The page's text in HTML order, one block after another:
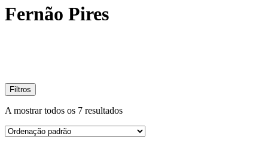
Fernão Pires
Filtros
A mostrar todos os 7 resultados